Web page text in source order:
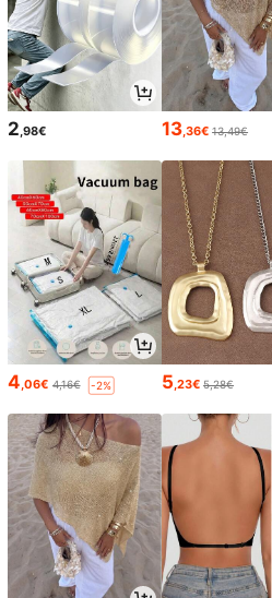
2 ,98€ 13,36€ 13,49€
4,06€ 4,16€ -2% 5,23€ 5,28€